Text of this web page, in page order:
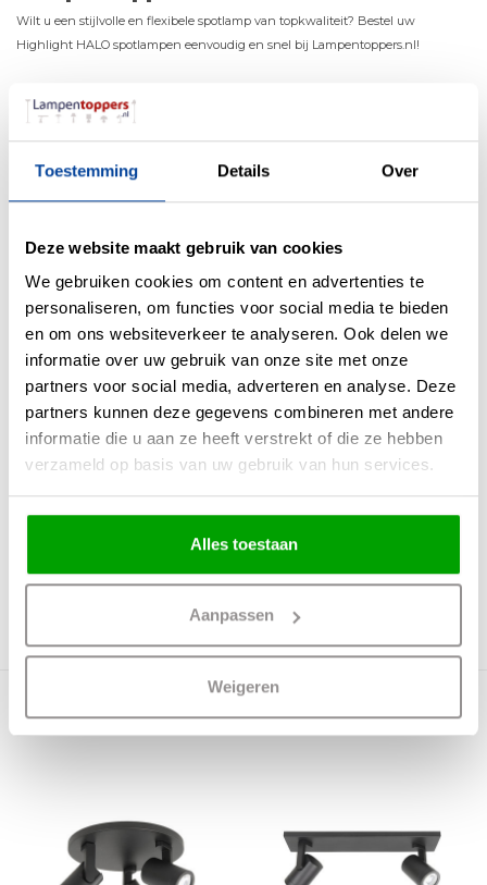
Toestemming Details Over
Deze website maakt gebruik van cookies
We gebruiken cookies om content en advertenties te
personaliseren, om functies voor social media te bieden
en om ons websiteverkeer te analyseren. Ook delen we
informatie over uw gebruik van onze site met onze
partners voor social media, adverteren en analyse. Deze
partners kunnen deze gegevens combineren met andere
informatie die u aan ze heeft verstrekt of die ze hebben
verzameld op basis van uw gebruik van hun services.
Alles toestaan
Aanpassen
Weigeren
Wilt u een stijlvolle en flexibele spotlamp van topkwaliteit? Bestel uw
Highlight HALO spotlampen eenvoudig en snel bij Lampentoppers.nl!
Materiaal
Kleur Zwart
Fitting GU10
Max. Wattage per lichtpunt 8
Incl. lichtbron Nee
Energielabel
Meer producten uit deze serie